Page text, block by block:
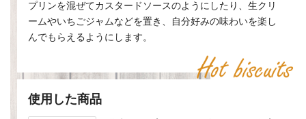
プリンを混ぜてカスタードソースのようにしたり、生クリ
ームやいちごジャムなどを置き、自分好みの味わいを楽し
んでもらえるようにします。
使用した商品